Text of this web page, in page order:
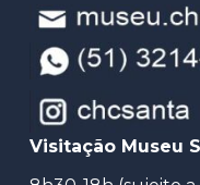
Visitação Museu